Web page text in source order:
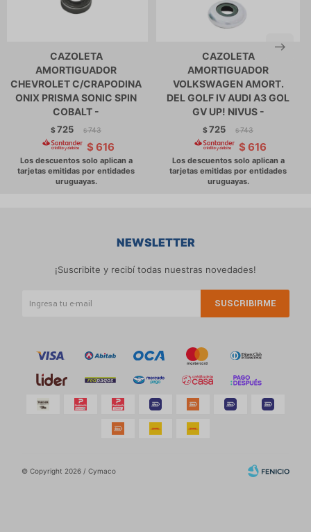
CAZOLETA
AMORTIGUADOR
CHEVROLET C/CRAPODINA
ONIX PRISMA SONIC SPIN
COBALT -
$725 $ 743
$ 616
CAZOLETA
AMORTIGUADOR
VOLKSWAGEN AMORT.
DEL GOLF IV AUDI A3 GOL
GV UP! NIVUS -
$725 $ 743
$ 616
NEWSLETTER
¡Suscribite y recibí todas nuestras novedades!
SUSCRIBIRME
© Copyright 2026 / Cymaco